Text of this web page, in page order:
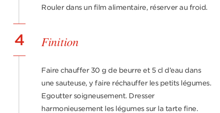
Rouler dans un film alimentaire, réserver au froid.
4 Finition
Faire chauffer 30 g de beurre et 5 cl d’eau dans
une sauteuse, y faire réchauffer les petits légumes.
Egoutter soigneusement. Dresser
harmonieusement les légumes sur la tarte fine.